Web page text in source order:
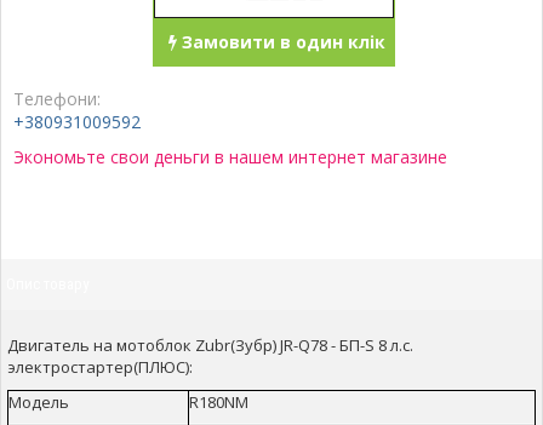
Замовити в один клік
Телефони:
+380931009592
Экономьте свои деньги в нашем интернет магазине
Двигатель на мотоблок Zubr(Зубр) JR-Q78 - БП-S 8 л.с.
электростартер(ПЛЮС):
Модель
R180NM